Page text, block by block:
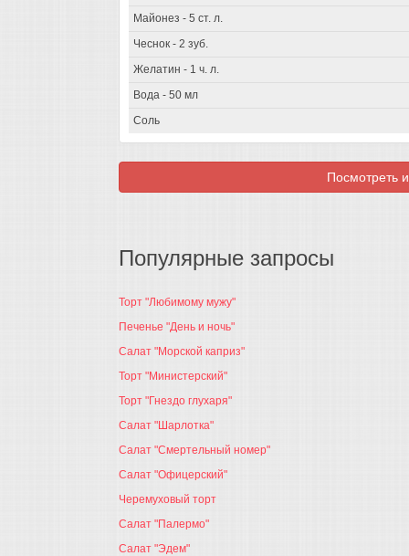
Майонез - 5 ст. л.
Чеснок - 2 зуб.
Желатин - 1 ч. л.
Вода - 50 мл
Соль
Посмотреть
Популярные запросы
Торт "Любимому мужу"
Печенье "День и ночь"
Салат "Морской каприз"
Торт "Министерский"
Торт "Гнездо глухаря"
Салат "Шарлотка"
Салат "Смертельный номер"
Салат "Офицерский"
Черемуховый торт
Салат "Палермо"
Салат "Эдем"